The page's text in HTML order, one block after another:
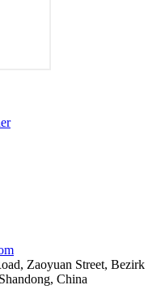
Zaoyuan Street, Bezirk
China